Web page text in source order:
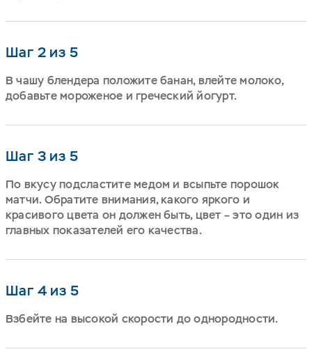
Шаг 2 из 5
В чашу блендера положите банан, влейте молоко,
добавьте мороженое и греческий йогурт.
Шаг 3 из 5
По вкусу подсластите медом и всыпьте порошок
матчи. Обратите внимания, какого яркого и
красивого цвета он должен быть, цвет – это один из
главных показателей его качества.
Шаг 4 из 5
Взбейте на высокой скорости до однородности.